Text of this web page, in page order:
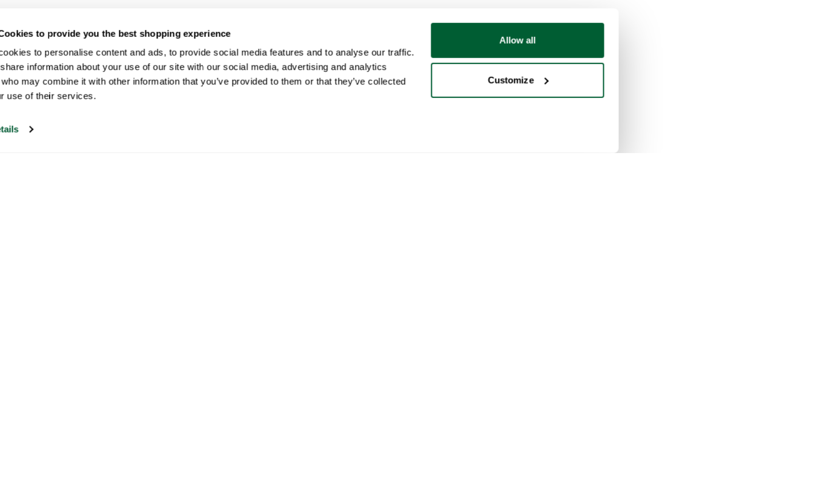
to provide you the best shopping experience
to personalise content and ads, to provide social media features and to analyse our traffic.
information about your use of our site with our social media, advertising and analytics
may combine it with other information that you’ve provided to them or that they’ve collected
use of their services.
Allow all
Customize